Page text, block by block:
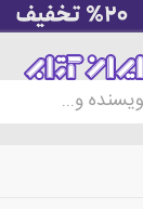
و...